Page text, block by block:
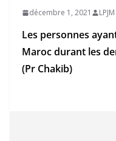
décembre 1, 2021 LPJM
Les personnes
Maroc durant les
(Pr Chakib)